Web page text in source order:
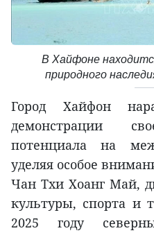
В Хайфоне
природного
Город Хайфон
демонстрации
потенциала на
уделяя особое
Чан Тхи Хоанг Май,
культуры, спорта и
2025 году